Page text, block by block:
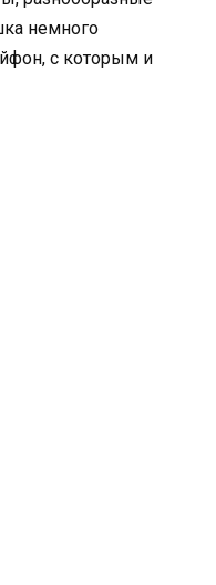
немного
с которым и